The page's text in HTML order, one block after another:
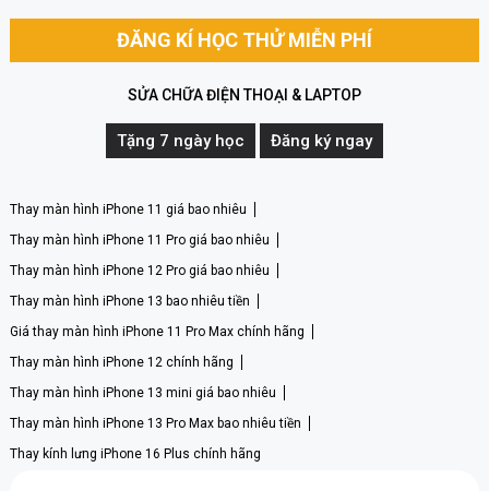
ĐĂNG KÍ HỌC THỬ MIỄN PHÍ
SỬA CHỮA ĐIỆN THOẠI & LAPTOP
Tặng 7 ngày học Đăng ký ngay
Thay màn hình iPhone 11 giá bao nhiêu
Thay màn hình iPhone 11 Pro giá bao nhiêu
Thay màn hình iPhone 12 Pro giá bao nhiêu
Thay màn hình iPhone 13 bao nhiêu tiền
Giá thay màn hình iPhone 11 Pro Max chính hãng
Thay màn hình iPhone 12 chính hãng
Thay màn hình iPhone 13 mini giá bao nhiêu
Thay màn hình iPhone 13 Pro Max bao nhiêu tiền
Thay kính lưng iPhone 16 Plus chính hãng